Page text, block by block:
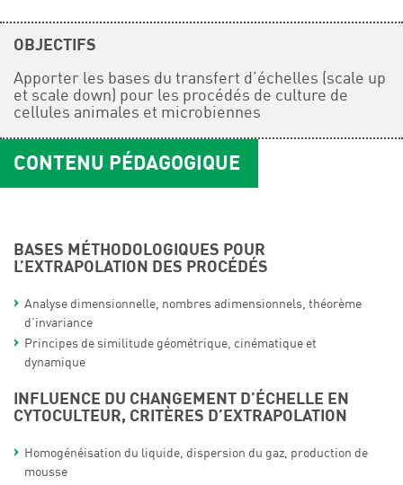
OBJECTIFS
Apporter les bases du transfert d’échelles (scale up
et scale down) pour les procédés de culture de
cellules animales et microbiennes
CONTENU PÉDAGOGIQUE
BASES MÉTHODOLOGIQUES POUR
L’EXTRAPOLATION DES PROCÉDÉS
Analyse dimensionnelle, nombres adimensionnels, théorème
d’invariance
Principes de similitude géométrique, cinématique et
dynamique
INFLUENCE DU CHANGEMENT D’ÉCHELLE EN
CYTOCULTEUR, CRITÈRES D’EXTRAPOLATION
Homogénéisation du liquide, dispersion du gaz, production de
mousse